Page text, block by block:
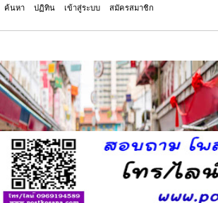
ค้นหา ปฏิทิน เข้าสู่ระบบ สมัครสมาชิก